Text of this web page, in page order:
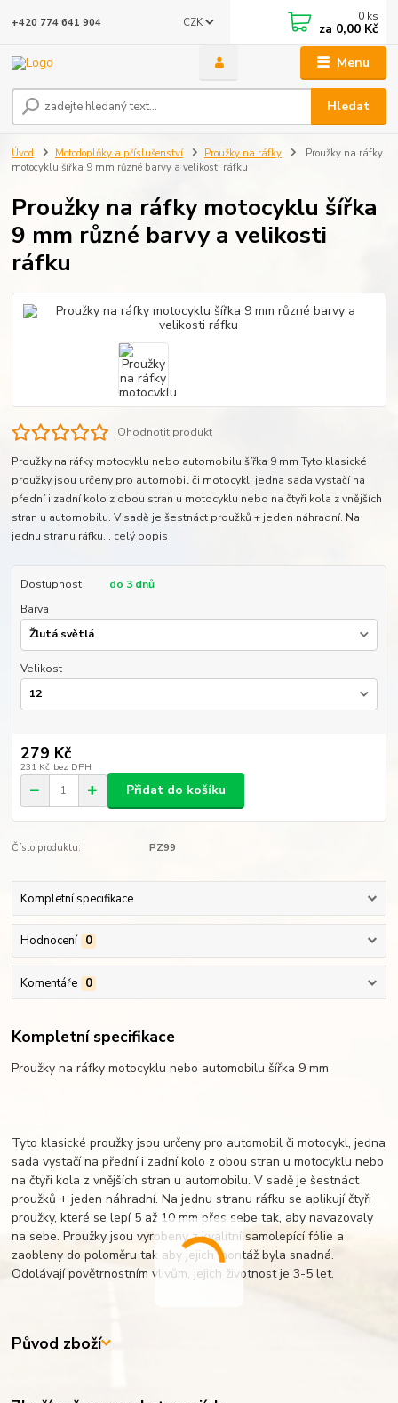
Menu
CZK
Hledat
+420 774 641 904 0 ks
za 0,00 Kč
Úvod Motodoplňky a příslušenství Proužky na ráfky
Proužky na ráfky
motocyklu šířka 9 mm různé barvy a velikosti ráfku
Proužky na ráfky motocyklu šířka
9 mm různé barvy a velikosti
ráfku
Ohodnotit produkt
Proužky na ráfky motocyklu nebo automobilu šířka 9 mm Tyto klasické
proužky jsou určeny pro automobil či motocykl, jedna sada vystačí na
přední i zadní kolo z obou stran u motocyklu nebo na čtyři kola z vnějších
stran u automobilu. V sadě je šestnáct proužků + jeden náhradní. Na
jednu stranu ráfku... celý popis
Dostupnost
do 3 dnů
Barva
Velikost
279 Kč
231 Kč bez DPH
Přidat do košíku
Číslo produktu: PZ99
Kompletní specifikace
Hodnocení 0
Komentáře 0
Kompletní specifikace
Proužky na ráfky motocyklu nebo automobilu šířka 9 mm
Tyto klasické proužky jsou určeny pro automobil či motocykl, jedna
sada vystačí na přední i zadní kolo z obou stran u motocyklu nebo
na čtyři kola z vnějších stran u automobilu. V sadě je šestnáct
proužků + jeden náhradní. Na jednu stranu ráfku se aplikují čtyři
proužky, které se lepí 5 až 10 mm přes sebe tak, aby navazovaly
na sebe. Proužky jsou vyrobeny z kvalitní samolepící fólie a
zaobleny do poloměru tak aby jejich montáž byla snadná.
Odolávají povětrnostním vlivům, jejich životnost je 3-5 let.
Původ zboží